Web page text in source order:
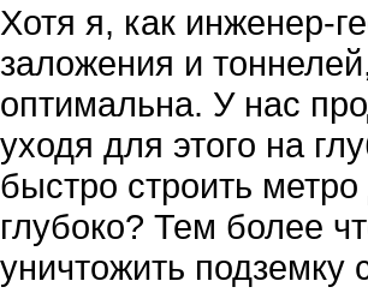
Хотя я, как инженер-
заложения и
оптимальна. У нас
уходя для этого на
быстро строить
глубоко? Тем более
уничтожить